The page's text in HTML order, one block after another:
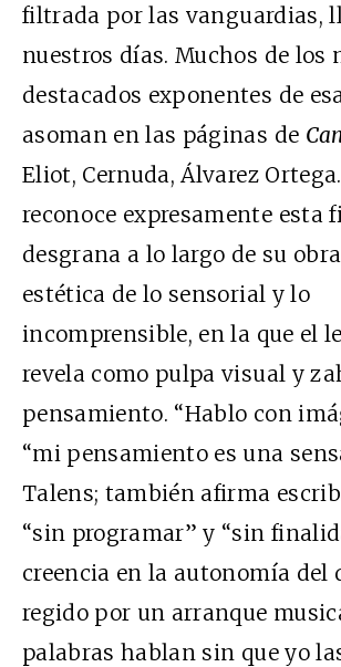
filtrada por las vanguardias,
nuestros días. Muchos de los
destacados exponentes de
asoman en las páginas de
Eliot, Cernuda, Álvarez
reconoce expresamente esta
desgrana a lo largo de su
estética de lo sensorial y lo
incomprensible, en la que el
revela como pulpa visual y
pensamiento. “Hablo con
“mi pensamiento es una
Talens; también afirma
“sin programar” y “sin
creencia en la autonomía del
regido por un arranque
palabras hablan sin que yo